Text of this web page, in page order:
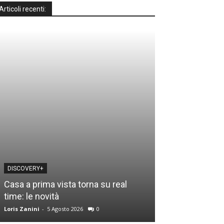
recenti:
DISCOVERY+
Casa a prima vista torna su real
time: le novità
Loris Zanini - 5 Agosto 2026 0